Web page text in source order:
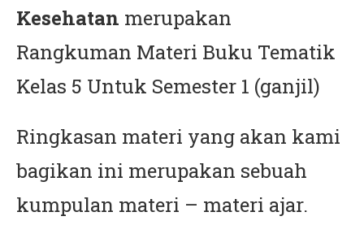
Kesehatan merupakan
Rangkuman Materi Buku Tematik
Kelas 5 Untuk Semester 1 (ganjil)
Ringkasan materi yang akan kami
bagikan ini merupakan sebuah
kumpulan materi – materi ajar.